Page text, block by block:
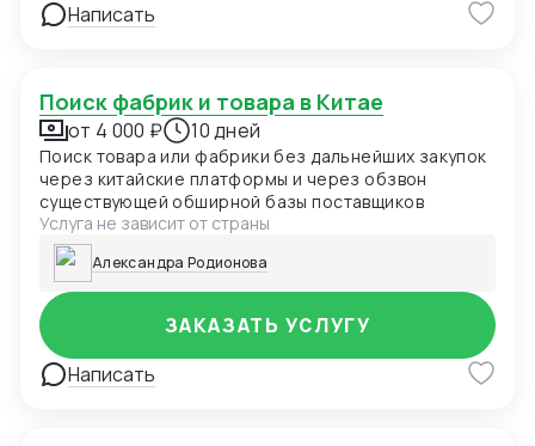
Написать
Поиск фабрик и товара в Китае
от 4 000 ₽ 10 дней
Поиск товара или фабрики без дальнейших закупок
через китайские платформы и через обзвон
существующей обширной базы поставщиков
Услуга не зависит от страны
Александра Родионова
Написать
ЗАКАЗАТЬ УСЛУГУ